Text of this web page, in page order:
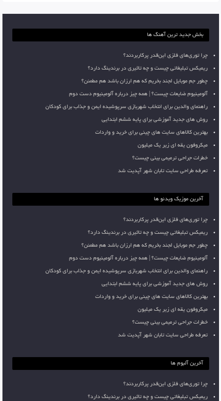
بخش جدید ترین آهنگ ها
چرا توری‌های فلزی این‌قدر پرکاربردند؟
ریمیکس تبلیغاتی چیست و چه تاثیری در برندینگ دارد؟
چطور جم موبایل لجند بخریم که هم ارزان باشد هم مطمئن؟
آلومینیوم ضایعات چیست؟ | همه چیز درباره آلومینیوم دست دوم
راهنمای والدین برای انتخاب شهربازی سرپوشیده ایمن و جذاب برای کودکان
روش های جدید آموزشی برای پایه ششم ابتدایی
بهترین کالاهای سایت های چینی برای خرید و واردات
میکروفون یقه ای زیر یک میلیون
خطرات جراحی ترمیمی بینی چیست؟
تعرفه طراحی سایت تابان شهر آپدیت شد
آخرین موزیک ویدئو ها
چرا توری‌های فلزی این‌قدر پرکاربردند؟
ریمیکس تبلیغاتی چیست و چه تاثیری در برندینگ دارد؟
چطور جم موبایل لجند بخریم که هم ارزان باشد هم مطمئن؟
آلومینیوم ضایعات چیست؟ | همه چیز درباره آلومینیوم دست دوم
راهنمای والدین برای انتخاب شهربازی سرپوشیده ایمن و جذاب برای کودکان
روش های جدید آموزشی برای پایه ششم ابتدایی
بهترین کالاهای سایت های چینی برای خرید و واردات
میکروفون یقه ای زیر یک میلیون
خطرات جراحی ترمیمی بینی چیست؟
تعرفه طراحی سایت تابان شهر آپدیت شد
آخرین آلبوم ها
چرا توری‌های فلزی این‌قدر پرکاربردند؟
ریمیکس تبلیغاتی چیست و چه تاثیری در برندینگ دارد؟